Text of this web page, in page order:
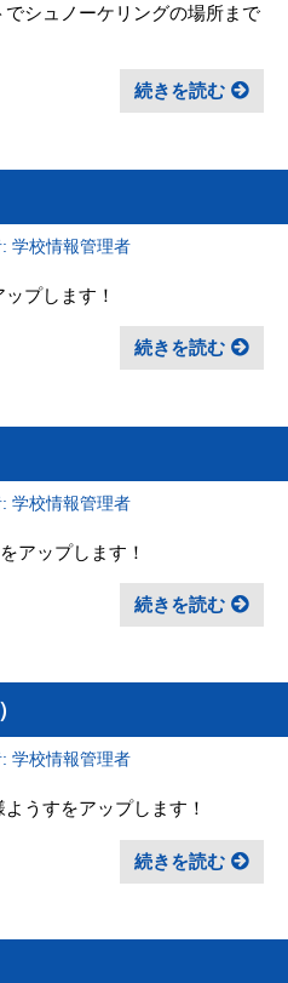
シュノーケリングの場所まで
続きを読む
学校情報管理者
プします！
続きを読む
学校情報管理者
アップします！
続きを読む
学校情報管理者
うすをアップします！
続きを読む